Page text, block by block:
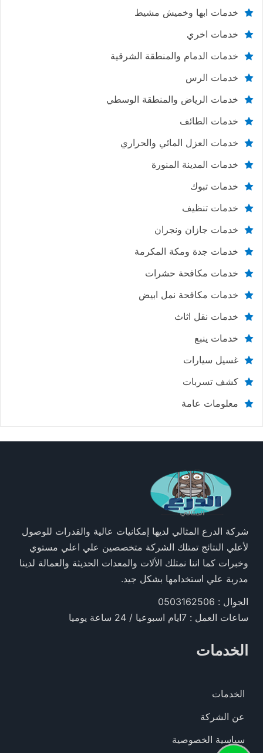
خدمات ابها وخميش مشيط
خدمات اخري
خدمات الدمام والمنطقة الشرقية
خدمات الرس
خدمات الرياض والمنطقة الوسطي
خدمات الطائف
خدمات العزل المائي والحراري
خدمات المدينة المنورة
خدمات تبوك
خدمات تنظيف
خدمات جازان ونجران
خدمات جدة ومكة المكرمة
خدمات مكافحة حشرات
خدمات مكافحة نمل ابيض
خدمات نقل اثاث
خدمات ينبع
غسيل سيارات
كشف تسربات
معلومات عامة
شركة الدرع المثالي لديها إمكانيات عالية والقدرات للوصول
لأعلي النتائج تمتلك الشركة متخصصين علي اعلي مستوي
وخبرات كما اننا نمتلك الألات والمعدات الحديثة والعمالة لدينا
مدربة علي استخدامها بشكل جيد.
الجوال : 0503162506
ساعات العمل : 7ايام اسبوعيا / 24 ساعة يوميا
الخدمات
الخدمات
عن الشركة
سياسية الخصوصية